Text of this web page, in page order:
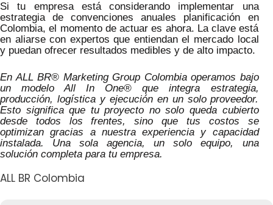
Si tu empresa está considerando implementar una
estrategia de convenciones anuales planificación en
Colombia, el momento de actuar es ahora. La clave está
en aliarse con expertos que entiendan el mercado local
y puedan ofrecer resultados medibles y de alto impacto.
En ALL BR® Marketing Group Colombia operamos bajo
un modelo All In One® que integra estrategia,
producción, logística y ejecución en un solo proveedor.
Esto significa que tu proyecto no solo queda cubierto
desde todos los frentes, sino que tus costos se
optimizan gracias a nuestra experiencia y capacidad
instalada. Una sola agencia, un solo equipo, una
solución completa para tu empresa.
ALL BR Colombia